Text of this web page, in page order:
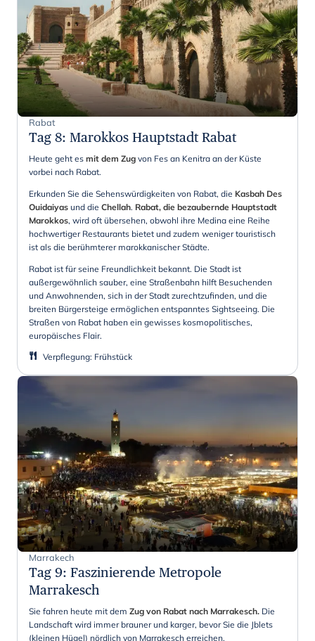
Rabat
Tag 8: Marokkos Hauptstadt Rabat
Heute geht es mit dem Zug von Fes an Kenitra an der Küste
vorbei nach Rabat.
Erkunden Sie die Sehenswürdigkeiten von Rabat, die Kasbah Des
Ouidaiyas und die Chellah. Rabat, die bezaubernde Hauptstadt
Marokkos, wird oft übersehen, obwohl ihre Medina eine Reihe
hochwertiger Restaurants bietet und zudem weniger touristisch
ist als die berühmterer marokkanischer Städte.
Rabat ist für seine Freundlichkeit bekannt. Die Stadt ist
außergewöhnlich sauber, eine Straßenbahn hilft Besuchenden
und Anwohnenden, sich in der Stadt zurechtzufinden, und die
breiten Bürgersteige ermöglichen entspanntes Sightseeing. Die
Straßen von Rabat haben ein gewisses kosmopolitisches,
europäisches Flair.
Verpflegung: Frühstück
Marrakech
Tag 9: Faszinierende Metropole
Marrakesch
Sie fahren heute mit dem Zug von Rabat nach Marrakesch. Die
Landschaft wird immer brauner und karger, bevor Sie die Jblets
(kleinen Hügel) nördlich von Marrakesch erreichen.